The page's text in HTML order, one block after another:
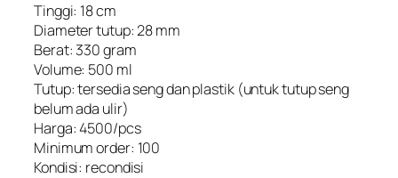
Tinggi: 18 cm
Diameter tutup: 28 mm
Berat: 330 gram
Volume: 500 ml
Tutup: tersedia seng dan plastik (untuk tutup seng
belum ada ulir)
Harga: 4500/pcs
Minimum order: 100
Kondisi: recondisi